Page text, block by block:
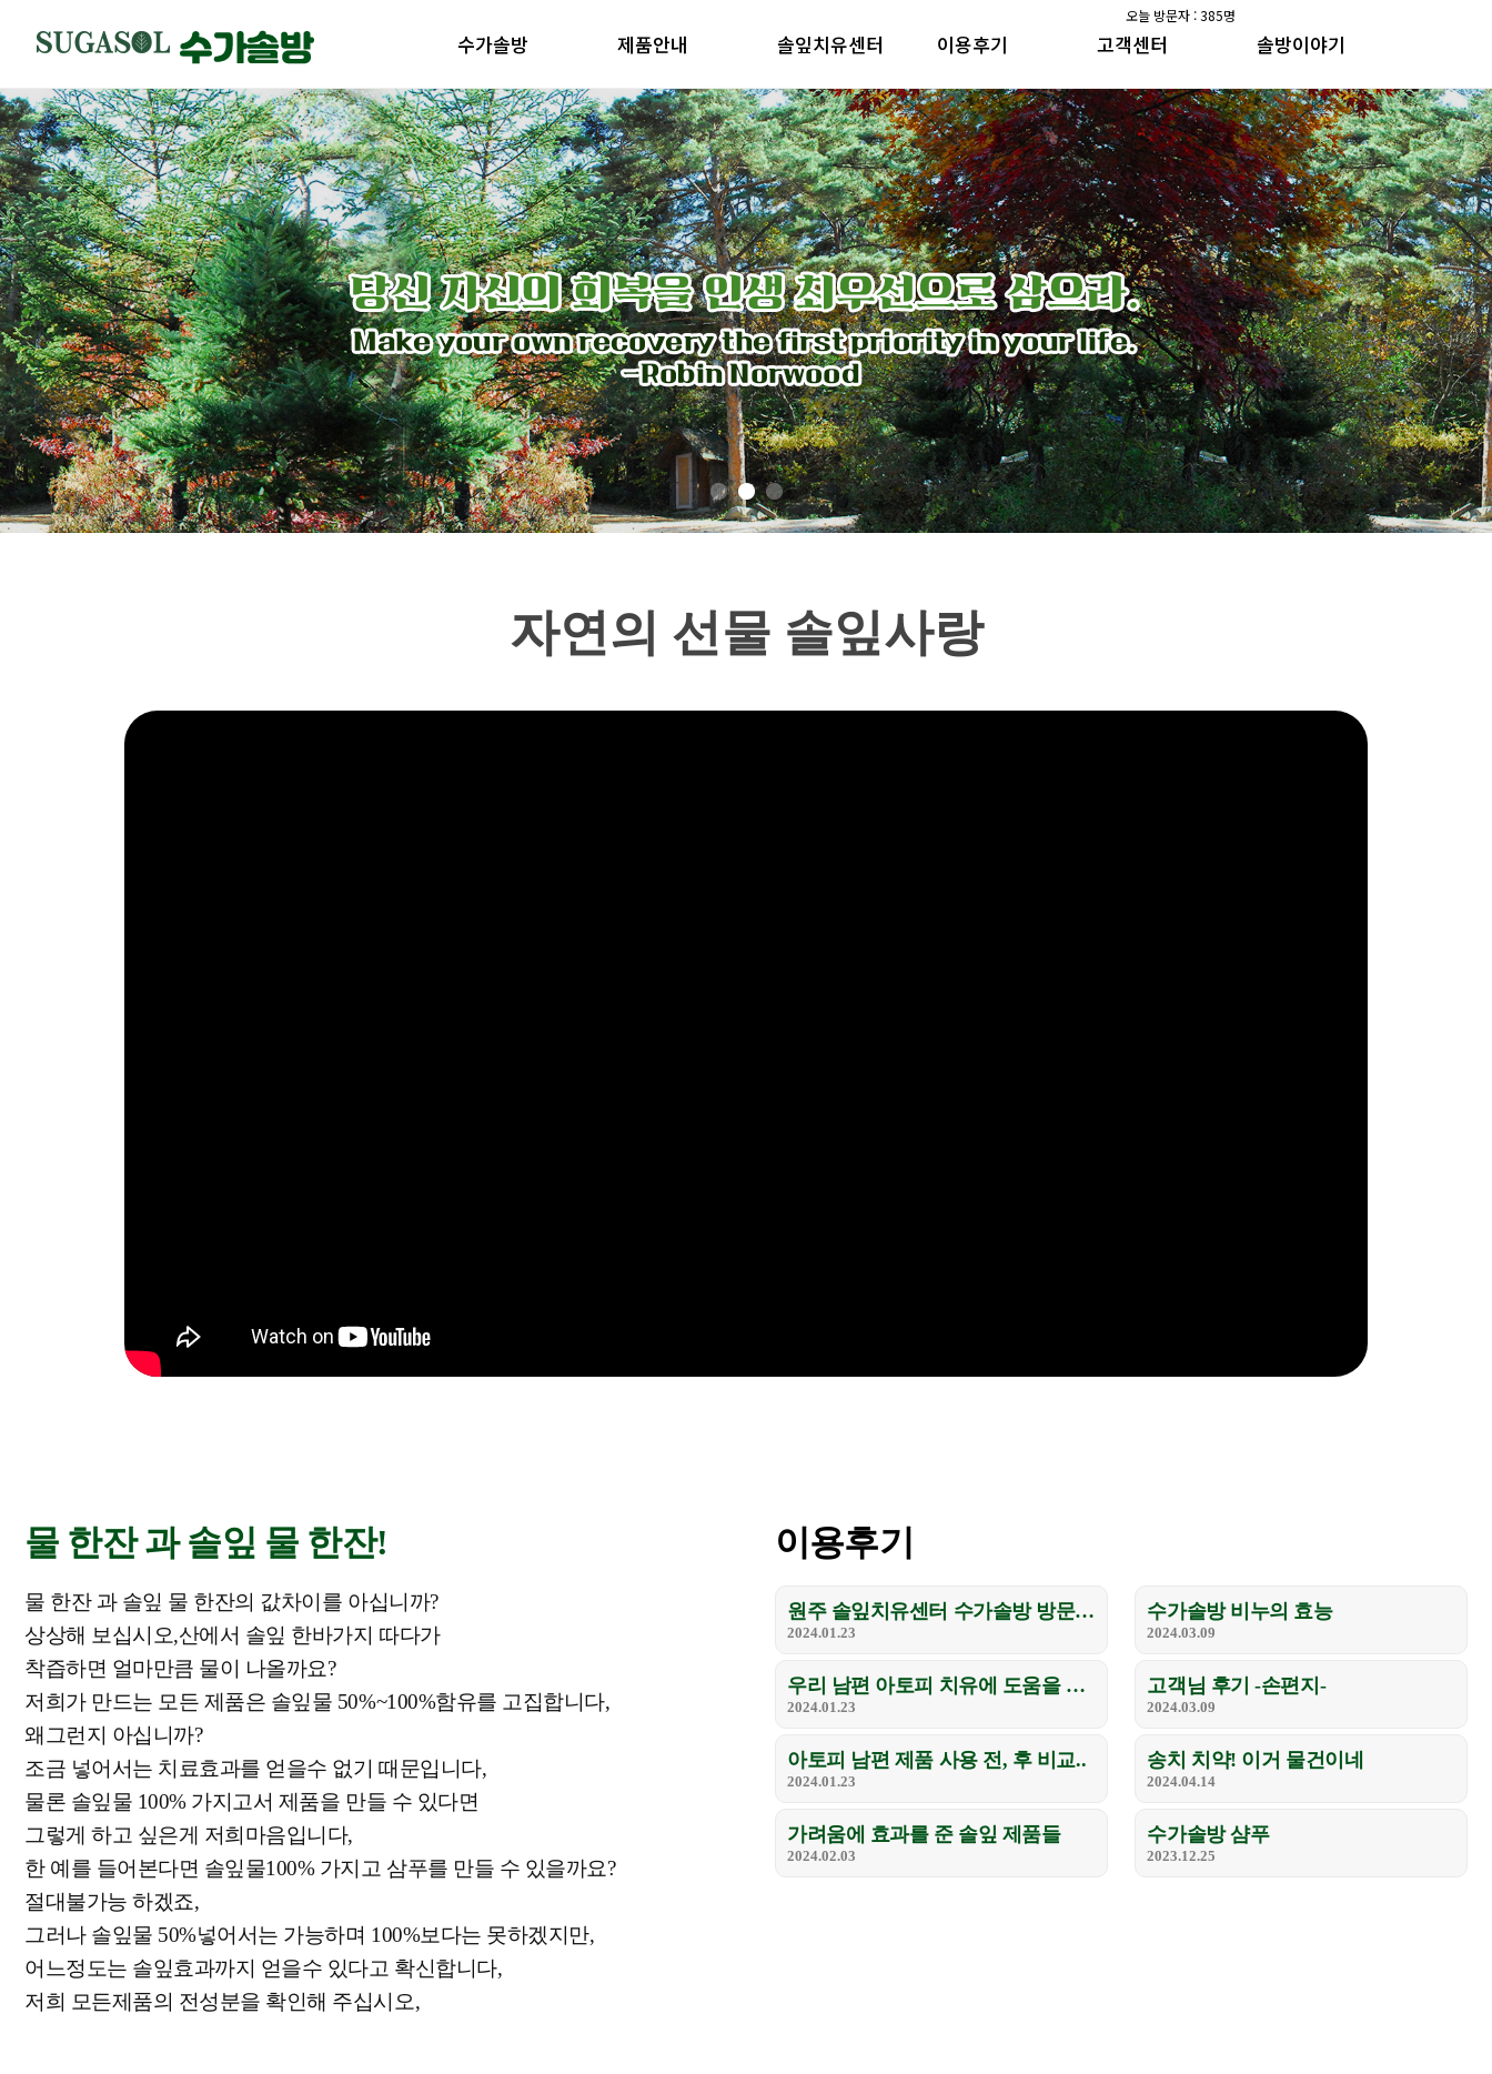
오늘 방문자 : 385명
수가솔방 제품안내 솔잎치유센터 이용후기 고객센터 솔방이야기
수가솔방 소개
제품철학
제품안내
제품의 특징
솔잎치유센터 이용후기
공지사항
갤러리
수가솔방 방송일지
솔방지기 건강이야기
수가솔방 소개
제품안내
솔잎치유센터 이용후기
공지사항
수가솔방 방송일지
솔방지기 건강이야기
자연의 선물 솔잎사랑
물 한잔 과 솔잎 물 한잔!
물 한잔 과 솔잎 물 한잔의 값차이를 아십니까?
상상해 보십시오,산에서 솔잎 한바가지 따다가
착즙하면 얼마만큼 물이 나올까요?
저희가 만드는 모든 제품은 솔잎물 50%~100%함유를 고집합니다,
왜그런지 아십니까?
조금 넣어서는 치료효과를 얻을수 없기 때문입니다,
물론 솔잎물 100% 가지고서 제품을 만들 수 있다면
그렇게 하고 싶은게 저희마음입니다,
한 예를 들어본다면 솔잎물100% 가지고 삼푸를 만들 수 있을까요?
절대불가능 하겠죠,
그러나 솔잎물 50%넣어서는 가능하며 100%보다는 못하겠지만,
어느정도는 솔잎효과까지 얻을수 있다고 확신합니다,
저희 모든제품의 전성분을 확인해 주십시오,
이용후기
원주 솔잎치유센터 수가솔방 방문 후기
2024.01.23
수가솔방 비누의 효능
2024.03.09
우리 남편 아토피 치유에 도움을 준..
2024.01.23
고객님 후기 -손편지-
2024.03.09
아토피 남편 제품 사용 전, 후 비교..
2024.01.23
송치 치약! 이거 물건이네
2024.04.14
가려움에 효과를 준 솔잎 제품들
2024.02.03
수가솔방 샴푸
2023.12.25